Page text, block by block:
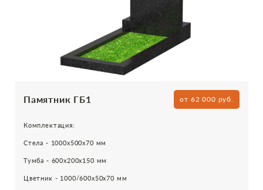
Памятник ГБ1 от 62 000 руб.
Комплектация:
Стела - 1000х500х70 мм
Тумба - 600х200х150 мм
Цветник - 1000/600х50х70 мм